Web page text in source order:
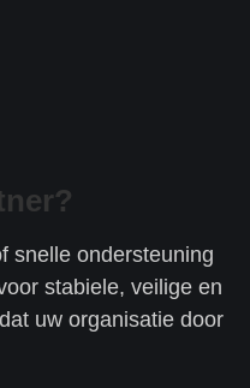
snelle ondersteuning
stabiele, veilige en
uw organisatie door